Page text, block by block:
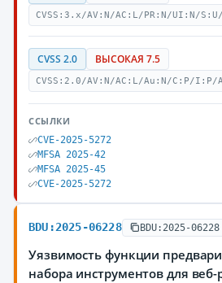
CVSS:3.x/AV:N/AC:L/PR:N/UI:N/
CVSS 2.0 ВЫСОКАЯ 7.5
CVSS:2.0/AV:N/AC:L/Au:N/C:P/I:P/
ССЫЛКИ
CVE-2025-5272
MFSA 2025-42
MFSA 2025-45
CVE-2025-5272
BDU:2025-06228 BDU:2025-06228
Уязвимость функции
набора инструментов для веб-